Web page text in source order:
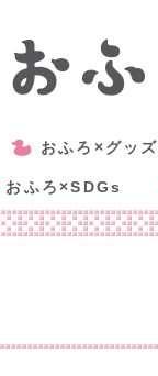
おふろ×グッズ
おふろ×SDGs